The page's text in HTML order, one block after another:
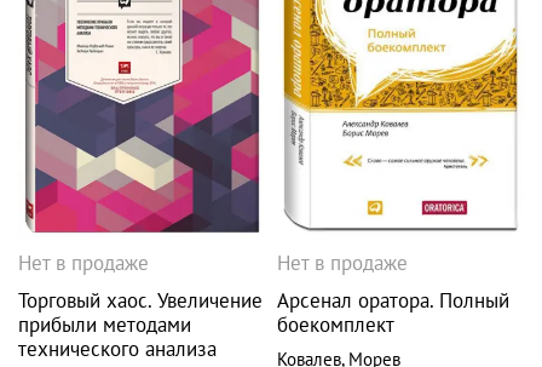
Нет в продаже
Торговый хаос. Увеличение
прибыли методами
технического анализа
Нет в продаже
Арсенал оратора. Полный
боекомплект
Ковалев, Морев